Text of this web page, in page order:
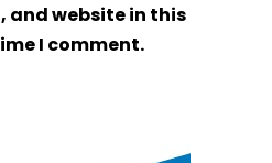
and website in this
I comment.